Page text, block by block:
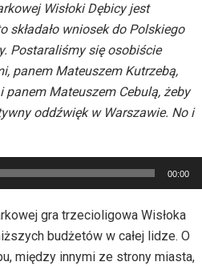
Wisłoki Dębicy jest
składało wniosek do Polskiego
Postaraliśmy się osobiście
panem Mateuszem Kutrzebą,
panem Mateuszem Cebulą, żeby
oddźwięk w Warszawie. No i
00:00
gra trzecioligowa Wisłoka
budżetów w całej lidze. O
między innymi ze strony miasta,